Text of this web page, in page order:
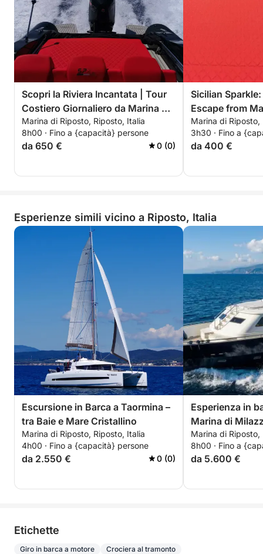
Scopri la Riviera Incantata | Tour
Costiero Giornaliero da Marina di
Riposto a bordo dello SPX 24
Marina di Riposto, Riposto, Italia
8h00 · Fino a {capacità} persone
da 650 € 0 (0)
Sicilian
Escape from
Marina di Riposto,
3h30 · Fino a
da 400 €
Esperienze simili vicino a Riposto, Italia
Escursione in Barca a Taormina –
tra Baie e Mare Cristallino
Marina di Riposto, Riposto, Italia
4h00 · Fino a {capacità} persone
da 2.550 € 0 (0)
Esperienza in
Marina di
Marina di Riposto,
8h00 · Fino a
da 5.600 €
Etichette
Giro in barca a motore
Crociera al tramonto